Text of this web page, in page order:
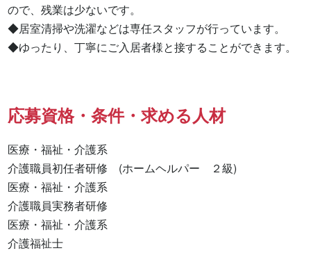
ので、残業は少ないです。
◆居室清掃や洗濯などは専任スタッフが行っています。
◆ゆったり、丁寧にご入居者様と接することができます。
応募資格・条件・求める人材
医療・福祉・介護系
介護職員初任者研修　(ホームヘルパー　２級)
医療・福祉・介護系
介護職員実務者研修
医療・福祉・介護系
介護福祉士